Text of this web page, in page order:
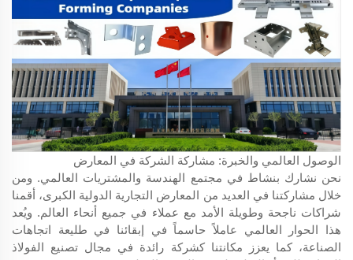
الوصول العالمي والخبرة: مشاركة الشركة في المعارض
نحن نشارك بنشاط في مجتمع الهندسة والمشتريات العالمي. ومن
خلال مشاركتنا في العديد من المعارض التجارية الدولية الكبرى، أقمنا
شراكات ناجحة وطويلة الأمد مع عملاء في جميع أنحاء العالم. ويُعد
هذا الحوار العالمي عاملاً حاسماً في إبقائنا في طليعة اتجاهات
الصناعة، كما يعزز مكانتنا كشركة رائدة في مجال تصنيع الفولاذ